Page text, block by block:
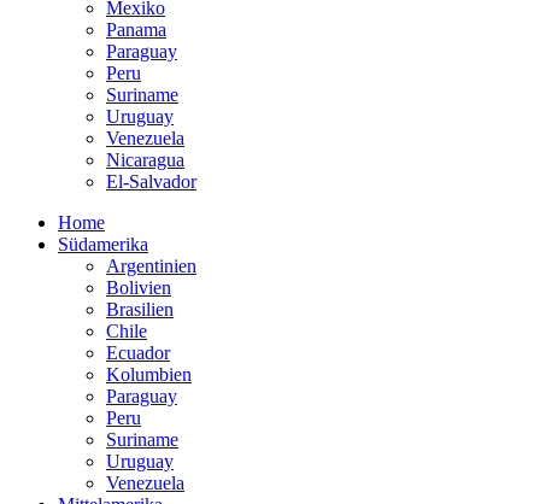
Mexiko
Panama
Paraguay
Peru
Suriname
Uruguay
Venezuela
Nicaragua
El-Salvador
Home
Südamerika
Argentinien
Bolivien
Brasilien
Chile
Ecuador
Kolumbien
Paraguay
Peru
Suriname
Uruguay
Venezuela